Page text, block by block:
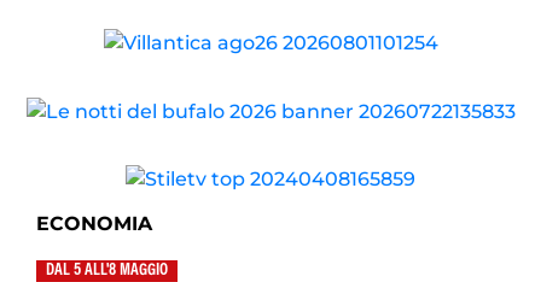
ECONOMIA
DAL 5 ALL'8 MAGGIO